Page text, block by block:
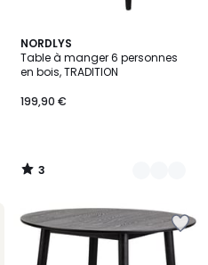
NORDLYS
Table à manger 6 personnes
en bois, TRADITION
199,90 €
3
/
5
2
Couleurs
3
/